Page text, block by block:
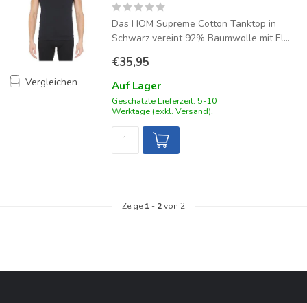
Vergleichen
Das HOM Supreme Cotton Tanktop in
Schwarz vereint 92% Baumwolle mit El...
€35,95
Auf Lager
Geschätzte Lieferzeit: 5-10
Werktage (exkl. Versand).
Zeige 1 - 2von 2